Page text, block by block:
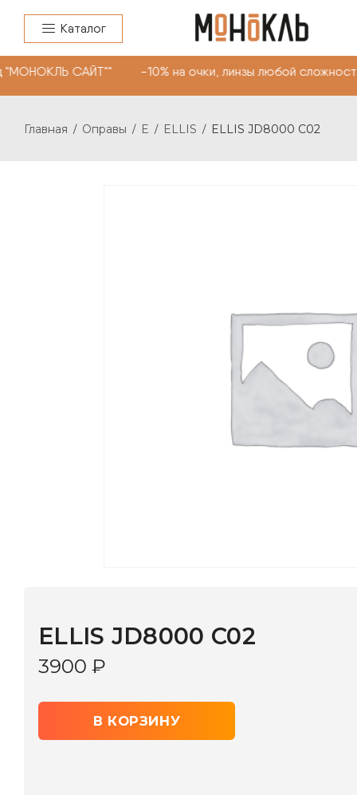
Каталог
САЙТ"" -10% на очки, линзы любой
Главная / Оправы / E / ELLIS / ELLIS JD8000 C02